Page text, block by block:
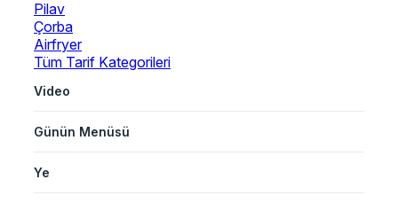
Pilav
Çorba
Airfryer
Tüm Tarif Kategorileri
Video
Günün Menüsü
Ye